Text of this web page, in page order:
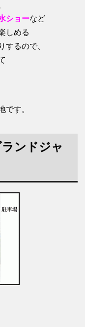
ショーなど
しめる
するので、
です。
ンドジャ